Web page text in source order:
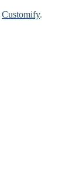
Customify.